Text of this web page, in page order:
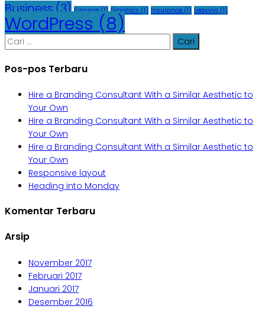
Business (3) Finance (1) Graphics (1) Insurance (1) Leasing (1)
WordPress (8)
Cari
untuk:
Pos-pos Terbaru
Hire a Branding Consultant With a Similar Aesthetic to
Your Own
Hire a Branding Consultant With a Similar Aesthetic to
Your Own
Hire a Branding Consultant With a Similar Aesthetic to
Your Own
Responsive layout
Heading into Monday
Komentar Terbaru
Arsip
November 2017
Februari 2017
Januari 2017
Desember 2016